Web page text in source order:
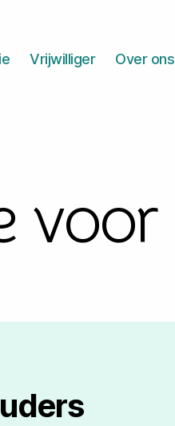
Vrijwilliger Over ons
voor